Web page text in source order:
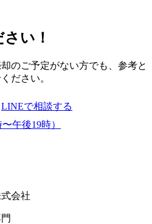
い！
のご予定がない方でも、参考と
ださい。
LINEで相談する
〜午後19時）
会社